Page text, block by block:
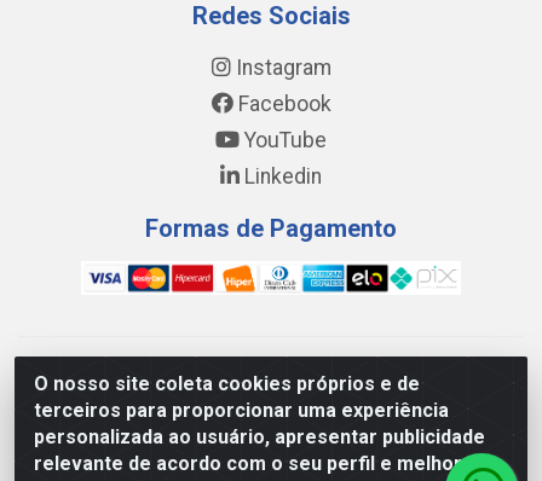
O nosso site coleta cookies próprios e de
terceiros para proporcionar uma experiência
personalizada ao usuário, apresentar publicidade
relevante de acordo com o seu perfil e melhorar a
Redes Sociais
Instagram
Facebook
YouTube
Linkedin
Formas de Pagamento
WING DISTRIBUIDORA COMÉRCIO E LOGÍSTICA DE MATERIAL
DE CONSTRUÇÕES LTDA - AV. DA INTEGRAÇÃO, 790 -
PATRÍCIA GOMES, CAUCAIA/CE - CEP 61.604-505 - CNPJ
17.523.384/0001-20